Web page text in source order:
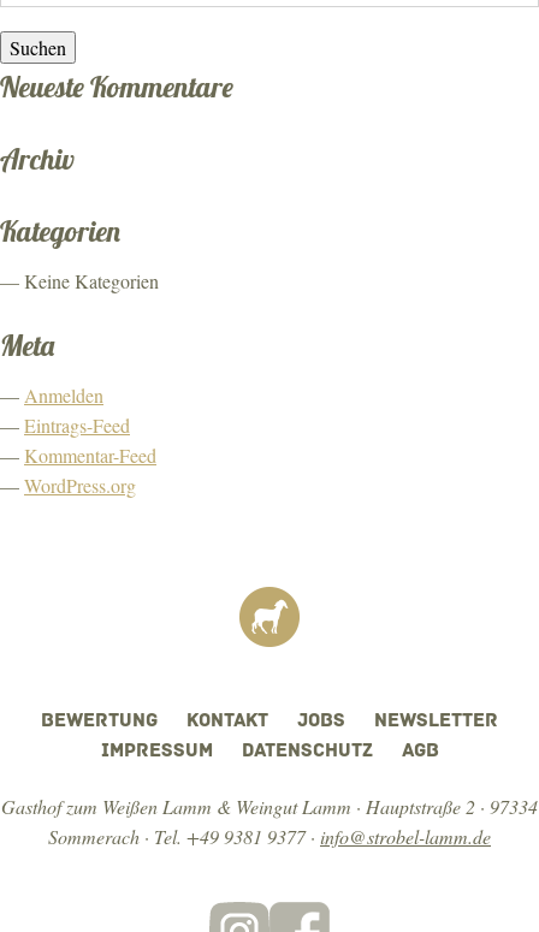
Neueste Kommentare
Archiv
Kategorien
Keine Kategorien
Meta
Anmelden
Eintrags-Feed
Kommentar-Feed
WordPress.org
BEWERTUNG KONTAKT JOBS
NEWSLETTER
IMPRESSUM
DATENSCHUTZ AGB
Gasthof zum Weißen Lamm & Weingut Lamm · Hauptstraße 2 · 97334
Sommerach · Tel. +49 9381 9377· info@strobel-lamm.de